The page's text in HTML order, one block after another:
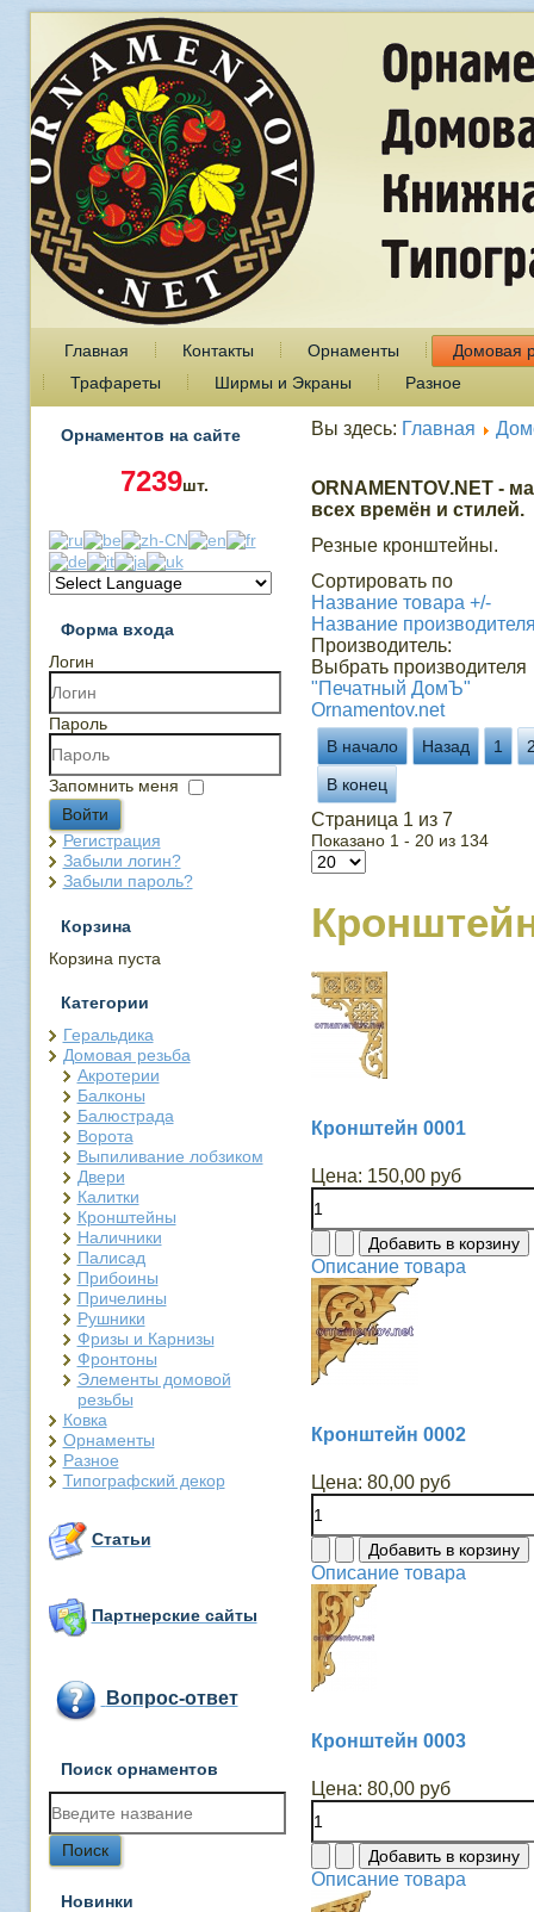
Главная Контакты Орнаменты
Домовая
Трафареты
Ширмы и Экраны Разное
Орнаментов на сайте
7239шт.
Форма входа
Логин
Пароль
Запомнить меня
Войти
Регистрация
Забыли логин?
Забыли пароль?
Корзина
Корзина пуста
Категории
Геральдика
Домовая резьба
Акротерии
Балконы
Балюстрада
Ворота
Выпиливание лобзиком
Двери
Калитки
Кронштейны
Наличники
Палисад
Прибоины
Причелины
Рушники
Фризы и Карнизы
Фронтоны
Элементы домовой
резьбы
Ковка
Орнаменты
Разное
Типографский декор
Статьи
Партнерские сайты
Вопрос-ответ
Поиск орнаментов
Новинки
Вы здесь: Главная
ORNAMENTOV.NET -
всех времён и стилей.
Резные кронштейны.
Сортировать по
Название товара +/-
Название
Производитель:
Выбрать производителя
"Печатный ДомЪ"
Ornamentov.net
В начало Назад 1
В конец
Страница 1 из 7
Показано 1 - 20 из 134
Кронштейн 0001
Цена: 150,00 руб
Описание товара
Кронштейн 0002
Цена: 80,00 руб
Описание товара
Кронштейн 0003
Цена: 80,00 руб
Описание товара